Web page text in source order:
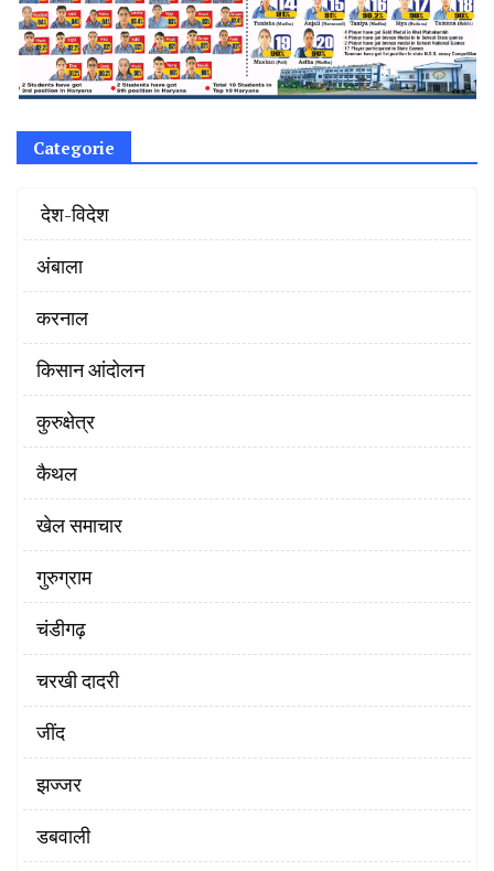
Categorie
‌ देश-विदेश
अंबाला
करनाल
किसान आंदोलन
कुरुक्षेत्र
कैथल
खेल समाचार
गुरुग्राम
चंडीगढ़
चरखी दादरी
‌जींद
झज्जर
डबवाली